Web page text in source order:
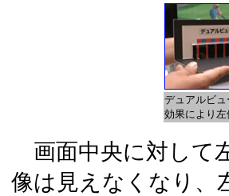
デュアルビ
効果により
画面中央に対して
像は見えなくなり、